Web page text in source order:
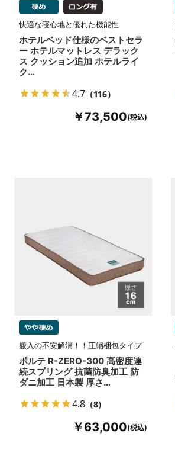
ホテルベッド仕様のベストセラ
ー ホテルマットレス デラック
ス クッション追加 ホテルライ
ク…
4.7（116）
快適な寝心地と優れた機能性
￥73,500
ポルテ R-ZERO-300 高密度連
続スプリング 抗菌防臭加工 防
ダニ加工 日本製 厚さ…
4.8（8）
搬入の不安解消！！圧縮梱包タイプ
￥63,000